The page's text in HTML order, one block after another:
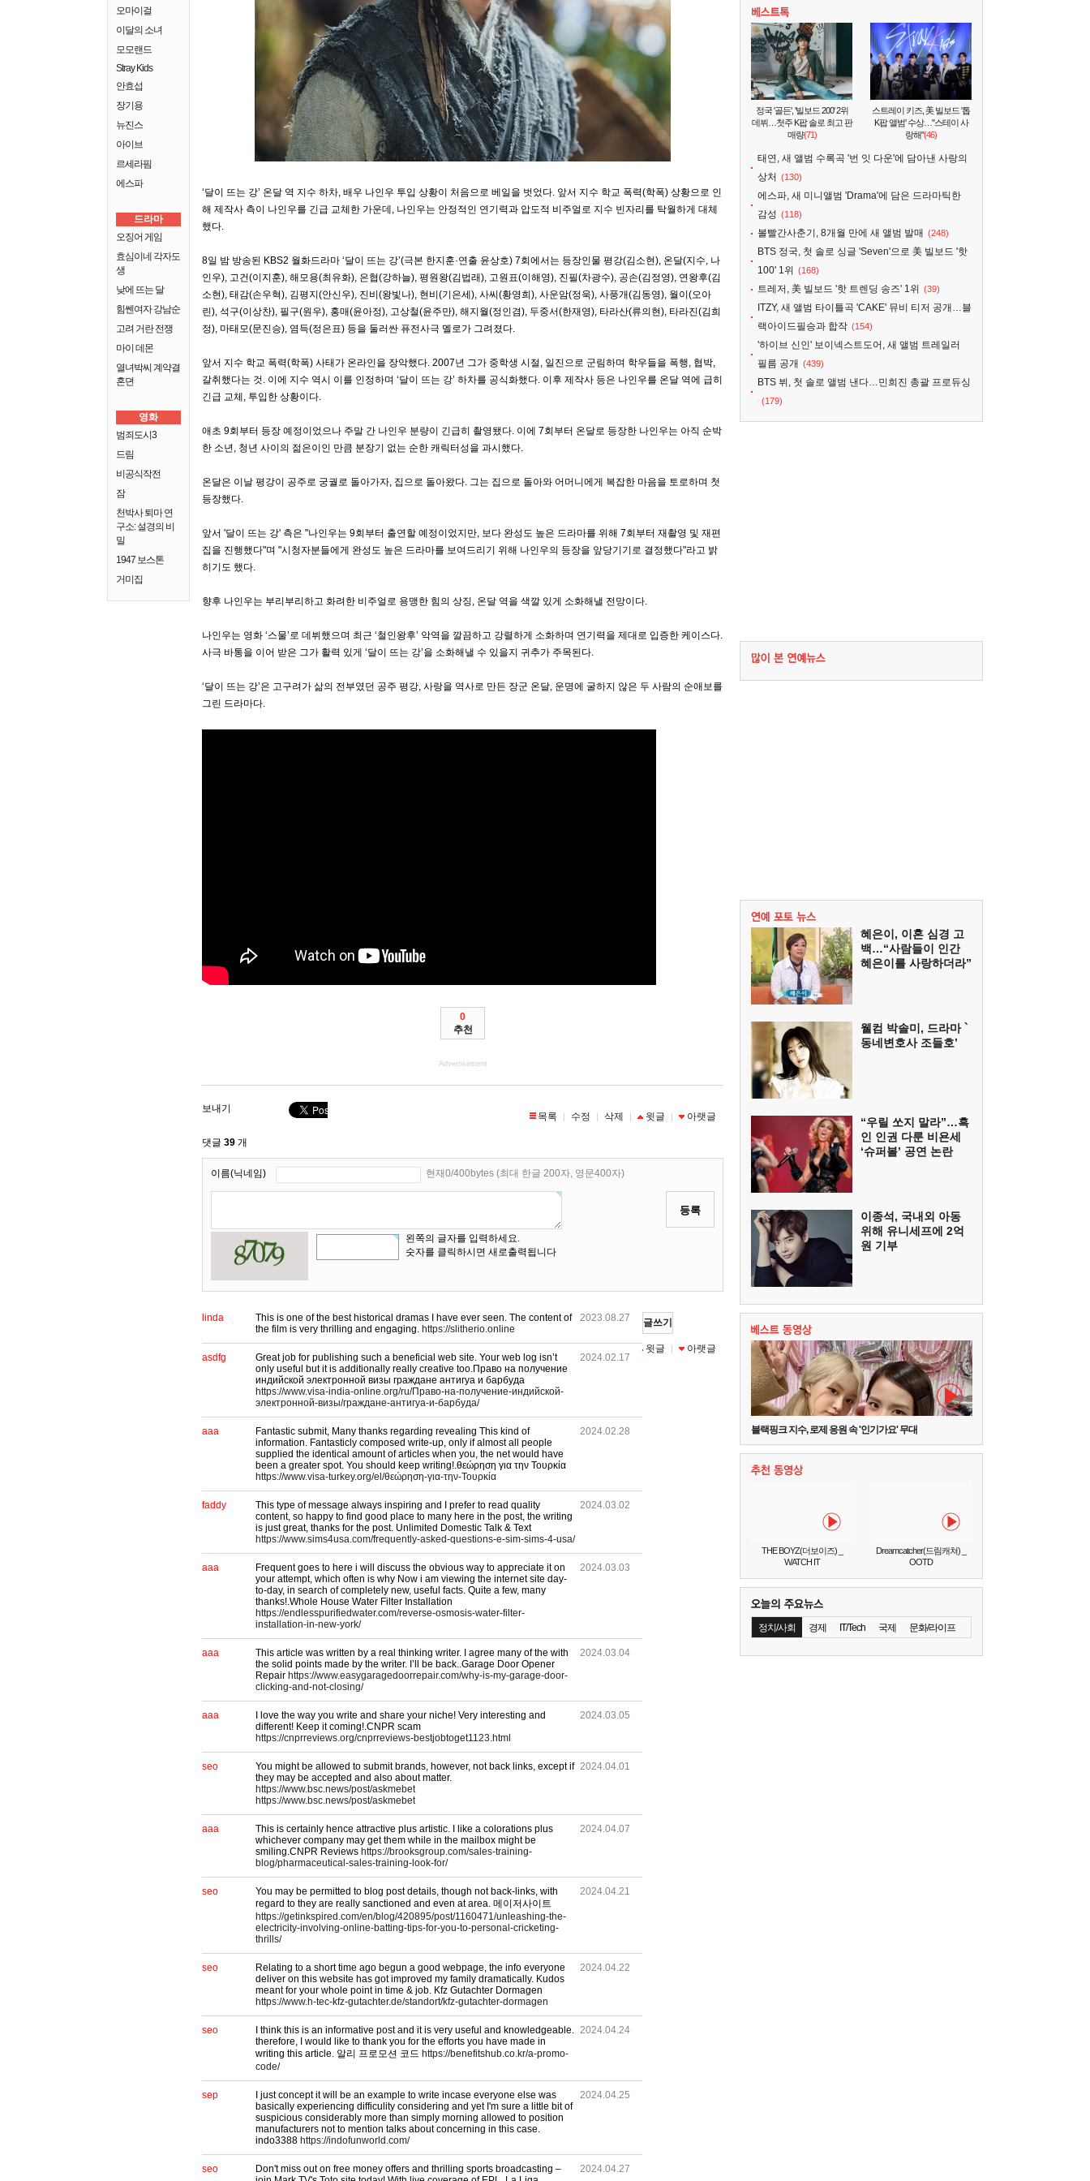
오마이걸
이달의 소녀
모모랜드
Stray Kids
안효섭
장기용
뉴진스
아이브
르세라핌
에스파
드라마
오징어 게임
효심이네 각자도
생
낮에 뜨는 달
힘쎈여자 강남순
고려 거란 전쟁
마이 데몬
열녀박씨 계약결
혼뎐
영화
범죄도시3
드림
비공식작전
잠
천박사 퇴마 연
구소: 설경의 비
밀
1947 보스톤
거미집
‘달이 뜨는 강’ 온달 역 지수 하차, 배우 나인우 투입 상황이 처음으로 베일을 벗었다. 앞서 지수 학교 폭력(학폭) 상황으로 인
해 제작사 측이 나인우를 긴급 교체한 가운데, 나인우는 안정적인 연기력과 압도적 비주얼로 지수 빈자리를 탁월하게 대체
했다.
8일 밤 방송된 KBS2 월화드라마 ‘달이 뜨는 강’(극본 한지훈·연출 윤상호) 7회에서는 등장인물 평강(김소현), 온달(지수, 나
인우), 고건(이지훈), 해모용(최유화), 은협(강하늘), 평원왕(김법래), 고원표(이해영), 진필(차광수), 공손(김정영), 연왕후(김
소현), 태감(손우혁), 김평지(안신우), 진비(왕빛나), 현비(기은세), 사씨(황영희), 사운암(정욱), 사풍개(김동영), 월이(오아
린), 석구(이상찬), 필구(원우), 홍매(윤아정), 고상철(윤주만), 해지월(정인겸), 두중서(한재영), 타라산(류의현), 타라진(김희
정), 마태모(문진승), 염득(정은표) 등을 둘러싼 퓨전사극 멜로가 그려졌다.
앞서 지수 학교 폭력(학폭) 사태가 온라인을 장악했다. 2007년 그가 중학생 시절, 일진으로 군림하며 학우들을 폭행, 협박,
갈취했다는 것. 이에 지수 역시 이를 인정하며 ‘달이 뜨는 강’ 하차를 공식화했다. 이후 제작사 등은 나인우를 온달 역에 급히
긴급 교체, 투입한 상황이다.
애초 9회부터 등장 예정이었으나 주말 간 나인우 분량이 긴급히 촬영됐다. 이에 7회부터 온달로 등장한 나인우는 아직 순박
한 소년, 청년 사이의 젊은이인 만큼 분장기 없는 순한 캐릭터성을 과시했다.
온달은 이날 평강이 공주로 궁궐로 돌아가자, 집으로 돌아왔다. 그는 집으로 돌아와 어머니에게 복잡한 마음을 토로하며 첫
등장했다.
앞서 '달이 뜨는 강' 측은 "나인우는 9회부터 출연할 예정이었지만, 보다 완성도 높은 드라마를 위해 7회부터 재촬영 및 재편
집을 진행했다"며 "시청자분들에게 완성도 높은 드라마를 보여드리기 위해 나인우의 등장을 앞당기기로 결정했다"라고 밝
히기도 했다.
향후 나인우는 부리부리하고 화려한 비주얼로 용맹한 힘의 상징, 온달 역을 색깔 있게 소화해낼 전망이다.
나인우는 영화 ‘스물’로 데뷔했으며 최근 ‘철인왕후’ 악역을 깔끔하고 강렬하게 소화하며 연기력을 제대로 입증한 케이스다.
사극 바통을 이어 받은 그가 활력 있게 ‘달이 뜨는 강’을 소화해낼 수 있을지 귀추가 주목된다.
‘달이 뜨는 강’은 고구려가 삶의 전부였던 공주 평강, 사랑을 역사로 만든 장군 온달, 운명에 굴하지 않은 두 사람의 순애보를
그린 드라마다.
0
추천
Advertisement
보내기
목록 | 수정 | 삭제 | 윗글 | 아랫글
댓글 39 개
이름(닉네임) 현재0/400bytes (최대 한글 200자, 영문400자)
등록
왼쪽의 글자를 입력하세요.
숫자를 클릭하시면 새로출력됩니다
linda
This is one of the best historical dramas I have ever seen. The content of
the film is very thrilling and engaging. https://slitherio.online
2023.08.27
asdfg
Great job for publishing such a beneficial web site. Your web log isn’t
only useful but it is additionally really creative too.Право на получение
индийской электронной визы граждане антигуа и барбуда
https://www.visa-india-online.org/ru/Право-на-получение-индийской-
электронной-визы/граждане-антигуа-и-барбуда/
2024.02.17
aaa
Fantastic submit, Many thanks regarding revealing This kind of
information. Fantasticly composed write-up, only if almost all people
supplied the identical amount of articles when you, the net would have
been a greater spot. You should keep writing!.θεώρηση για την Τουρκία
https://www.visa-turkey.org/el/θεώρηση-για-την-Τουρκία
2024.02.28
faddy
This type of message always inspiring and I prefer to read quality
content, so happy to find good place to many here in the post, the writing
is just great, thanks for the post. Unlimited Domestic Talk & Text
https://www.sims4usa.com/frequently-asked-questions-e-sim-sims-4-usa/
2024.03.02
aaa
Frequent goes to here i will discuss the obvious way to appreciate it on
your attempt, which often is why Now i am viewing the internet site day-
to-day, in search of completely new, useful facts. Quite a few, many
thanks!.Whole House Water Filter Installation
https://endlesspurifiedwater.com/reverse-osmosis-water-filter-
installation-in-new-york/
2024.03.03
aaa
This article was written by a real thinking writer. I agree many of the with
the solid points made by the writer. I’ll be back..Garage Door Opener
Repair https://www.easygaragedoorrepair.com/why-is-my-garage-door-
clicking-and-not-closing/
2024.03.04
aaa
I love the way you write and share your niche! Very interesting and
different! Keep it coming!.CNPR scam
https://cnprreviews.org/cnprreviews-bestjobtoget1123.html
2024.03.05
seo
You might be allowed to submit brands, however, not back links, except if
they may be accepted and also about matter.
https://www.bsc.news/post/askmebet
https://www.bsc.news/post/askmebet
2024.04.01
aaa
This is certainly hence attractive plus artistic. I like a colorations plus
whichever company may get them while in the mailbox might be
smiling.CNPR Reviews https://brooksgroup.com/sales-training-
blog/pharmaceutical-sales-training-look-for/
2024.04.07
seo
You may be permitted to blog post details, though not back-links, with
regard to they are really sanctioned and even at area. 메이저사이트
https://getinkspired.com/en/blog/420895/post/1160471/unleashing-the-
electricity-involving-online-batting-tips-for-you-to-personal-cricketing-
thrills/
2024.04.21
seo
Relating to a short time ago begun a good webpage, the info everyone
deliver on this website has got improved my family dramatically. Kudos
meant for your whole point in time & job. Kfz Gutachter Dormagen
https://www.h-tec-kfz-gutachter.de/standort/kfz-gutachter-dormagen
2024.04.22
seo
I think this is an informative post and it is very useful and knowledgeable.
therefore, I would like to thank you for the efforts you have made in
writing this article. 알리 프로모션 코드 https://benefitshub.co.kr/a-promo-
code/
2024.04.24
sep
I just concept it will be an example to write incase everyone else was
basically experiencing difficulity considering and yet I'm sure a little bit of
suspicious considerably more than simply morning allowed to position
manufacturers not to mention talks about concerning in this case.
indo3388 https://indofunworld.com/
2024.04.25
seo
Don't miss out on free money offers and thrilling sports broadcasting –
2024.04.27
글쓰기
윗글 | 아랫글
정국 '골든', '빌보드 200' 2위
데뷔…첫주 K팝 솔로 최고 판
매량(71)
스트레이 키즈, 美 빌보드 '톱
K팝 앨범' 수상…"스테이 사
랑해"(46)
태연, 새 앨범 수록곡 '번 잇 다운'에 담아낸 사랑의
상처 (130)
에스파, 새 미니앨범 'Drama'에 담은 드라마틱한
감성 (118)
볼빨간사춘기, 8개월 만에 새 앨범 발매 (248)
BTS 정국, 첫 솔로 싱글 'Seven'으로 美 빌보드 '핫
100' 1위
(168)
트레저, 美 빌보드 '핫 트렌딩 송즈' 1위 (39)
ITZY, 새 앨범 타이틀곡 'CAKE' 뮤비 티저 공개…블
랙아이드필승과 합작 (154)
'하이브 신인' 보이넥스트도어, 새 앨범 트레일러
필름 공개 (439)
BTS 뷔, 첫 솔로 앨범 낸다…민희진 총괄 프로듀싱
(179)
혜은이, 이혼 심경 고
백…“사람들이 인간
혜은이를 사랑하더라”
웰컴 박솔미, 드라마 `
동네변호사 조들호’
“우릴 쏘지 말라”…흑
인 인권 다룬 비욘세
‘슈퍼볼’ 공연 논란
이종석, 국내외 아동
위해 유니세프에 2억
원 기부
블랙핑크 지수, 로제 응원 속 '인기가요' 무대
THE BOYZ(더보이즈) _
WATCH IT
Dreamcatcher(드림캐쳐) _
OOTD
정치/사회 경제 IT/Tech 국제 문화/라이프